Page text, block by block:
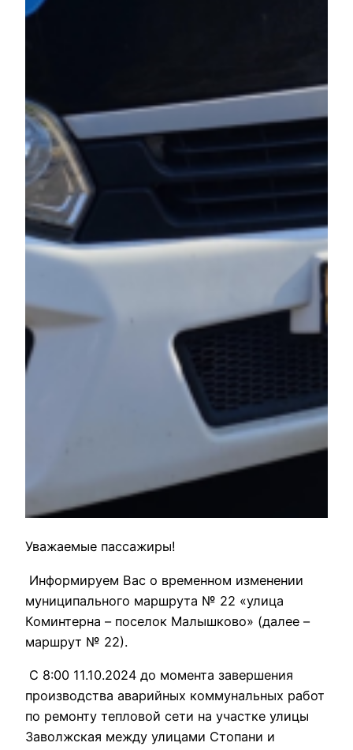
Уважаемые пассажиры!
Информируем Вас о временном изменении
муниципального маршрута № 22 «улица
Коминтерна – поселок Малышково» (далее –
маршрут № 22).
С 8:00 11.10.2024 до момента завершения
производства аварийных коммунальных работ
по ремонту тепловой сети на участке улицы
Заволжская между улицами Стопани и